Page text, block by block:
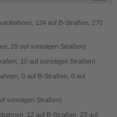
mit Ihrem
an.
124 auf B-Straßen, 270
29 auf sonstigen Straßen)
10 auf sonstigen Straßen)
0 auf B-Straßen, 0 auf
sonstigen Straßen)
12 auf B-Straßen, 23 auf